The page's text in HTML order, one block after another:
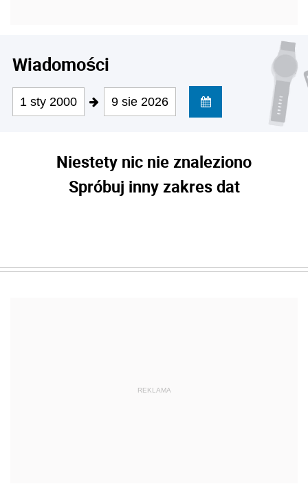
Wiadomości
1 sty 2000 9 sie 2026
Niestety nic nie znaleziono
Spróbuj inny zakres dat
REKLAMA